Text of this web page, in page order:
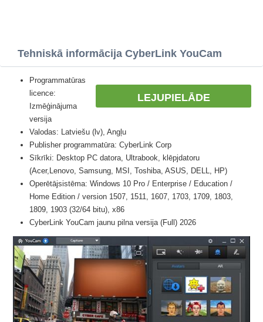
Tehniskā informācija CyberLink YouCam
LEJUPIELĀDE
Programmatūras
licence:
Izmēģinājuma
versija
Valodas: Latviešu (lv), Angļu
Publisher programmatūra: CyberLink Corp
Sīkrīki: Desktop PC datora, Ultrabook, klēpjdatoru
(Acer,Lenovo, Samsung, MSI, Toshiba, ASUS, DELL, HP)
Operētājsistēma: Windows 10 Pro / Enterprise / Education /
Home Edition / version 1507, 1511, 1607, 1703, 1709, 1803,
1809, 1903 (32/64 bitu), x86
CyberLink YouCam jaunu pilna versija (Full) 2026